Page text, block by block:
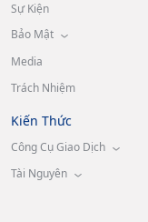
Sự Kiện
Bảo Mật
Media
Trách Nhiệm
Kiến Thức
Công Cụ Giao Dịch
Tài Nguyên